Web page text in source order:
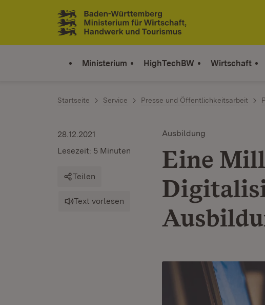
Zum Inhalt springen
Link zur Startseite
Ministerium HighTechBW Wirtschaft
Startseite Service Presse und Öffentlichkeitsarbeit
Ausbildung
Eine
28.12.2021
Lesezeit: 5 Minuten
Teilen
Text vorlesen